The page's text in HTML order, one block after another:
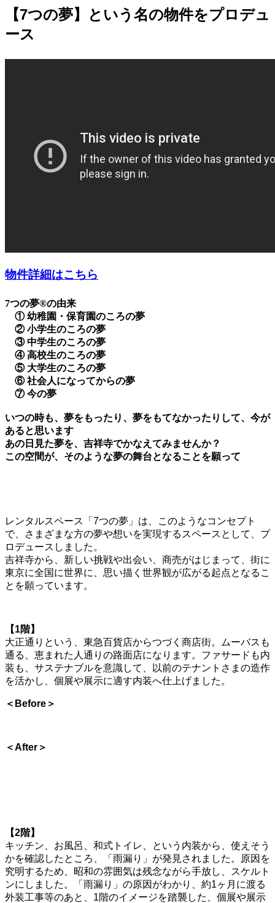
【7つの夢】という名の物件をプロデュ
ース
物件詳細はこちら
7つの夢®の由来
① 幼稚園・保育園のころの夢
② 小学生のころの夢
③ 中学生のころの夢
④ 高校生のころの夢
⑤ 大学生のころの夢
⑥ 社会人になってからの夢
⑦ 今の夢
いつの時も、夢をもったり、夢をもてなかったりして、今が
あると思います
あの日見た夢を、吉祥寺でかなえてみませんか？
この空間が、そのような夢の舞台となることを願って
レンタルスペース「7つの夢」は、このようなコンセプト
で、さまざまな方の夢や想いを実現するスペースとして、プ
ロデュースしました。
吉祥寺から、新しい挑戦や出会い、商売がはじまって、街に
東京に全国に世界に、思い描く世界観が広がる起点となるこ
とを願っています。
【1階】
大正通りという、東急百貨店からつづく商店街。ムーバスも
通る、恵まれた人通りの路面店になります。ファサードも内
装も、サステナブルを意識して、以前のテナントさまの造作
を活かし、個展や展示に適す内装へ仕上げました。
＜Before＞
＜After＞
【2階】
キッチン、お風呂、和式トイレ、という内装から、使えそう
かを確認したところ、「雨漏り」が発見されました。原因を
究明するため、昭和の雰囲気は残念ながら手放し、スケルト
ンにしました。「雨漏り」の原因がわかり、約1ヶ月に渡る
外装工事等のあと、1階のイメージを踏襲した、個展や展示